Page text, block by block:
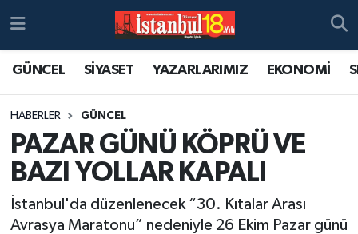
GÜNCEL SİYASET YAZARLARIMIZ EKONOMİ
HABERLER GÜNCEL
PAZAR GÜNÜ KÖPRÜ VE
BAZI YOLLAR KAPALI
İstanbul'da düzenlenecek “30. Kıtalar Arası
Avrasya Maratonu” nedeniyle 26 Ekim Pazar günü